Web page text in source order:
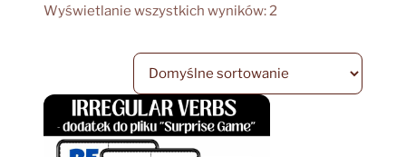
Wyświetlanie wszystkich wyników: 2